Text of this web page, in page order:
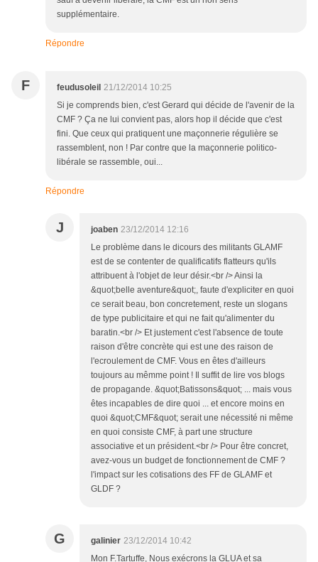
supplémentaire.
Répondre
F feudusoleil 21/12/2014 10:25
Si je comprends bien, c'est Gerard qui décide de l'avenir de la
CMF ? Ça ne lui convient pas, alors hop il décide que c'est
fini. Que ceux qui pratiquent une maçonnerie régulière se
rassemblent, non ! Par contre que la maçonnerie politico-
libérale se rassemble, oui...
Répondre
J joaben 23/12/2014 12:16
Le problème dans le dicours des militants GLAMF
est de se contenter de qualificatifs flatteurs qu'ils
attribuent à l'objet de leur désir.<br /> Ainsi la
&quot;belle aventure&quot;, faute d'expliciter en quoi
ce serait beau, bon concretement, reste un slogans
de type publicitaire et qui ne fait qu'alimenter du
baratin.<br /> Et justement c'est l'absence de toute
raison d'être concrète qui est une des raison de
l'ecroulement de CMF. Vous en êtes d'ailleurs
toujours au mêmme point ! Il suffit de lire vos blogs
de propagande. &quot;Batissons&quot; ... mais vous
êtes incapables de dire quoi ... et encore moins en
quoi &quot;CMF&quot; serait une nécessité ni même
en quoi consiste CMF, à part une structure
associative et un président.<br /> Pour être concret,
avez-vous un budget de fonctionnement de CMF ?
l'impact sur les cotisations des FF de GLAMF et
GLDF ?
G galinier 23/12/2014 10:42
Mon F.Tartuffe, Nous exécrons la GLUA et sa